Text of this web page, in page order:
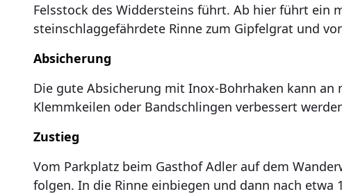
Felsstock des Widdersteins führt. Ab hier führt ein
steinschlaggefährdete Rinne zum Gipfelgrat und
Absicherung
Die gute Absicherung mit Inox-Bohrhaken kann an
Klemmkeilen oder Bandschlingen verbessert
Zustieg
Vom Parkplatz beim Gasthof Adler auf dem
folgen. In die Rinne einbiegen und dann nach etwa